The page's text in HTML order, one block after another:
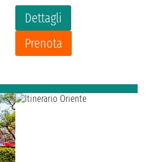
Dettagli
Prenota